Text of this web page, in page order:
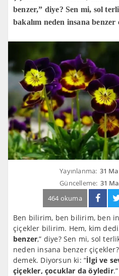
benzer,” diye? Sen mi, sol
bakalım neden insana benzer
Yayınlanma: 31
Güncelleme: 31
464 okuma
Ben bilirim, ben bilirim, ben
çiçekler bilirim. Hem, kim
benzer,” diye? Sen mi, sol
neden insana benzer çiçekler?
demek. Diyorsun ki: “İlgi ve
çiçekler, çocuklar da öyledir.”